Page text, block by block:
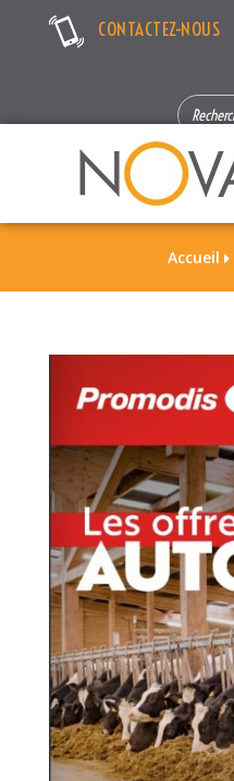
CONTACTEZ-NOUS
SEARCH
FOR:
Accueil 